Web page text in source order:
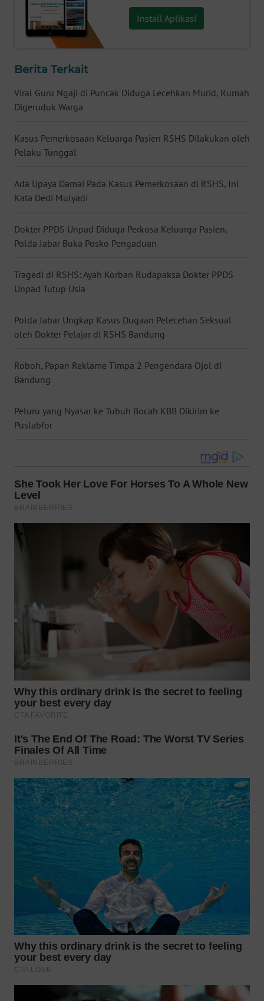
Install Aplikasi
Berita Terkait
Viral Guru Ngaji di Puncak Diduga Lecehkan Murid, Rumah
Digeruduk Warga
Kasus Pemerkosaan Keluarga Pasien RSHS Dilakukan oleh
Pelaku Tunggal
Ada Upaya Damai Pada Kasus Pemerkosaan di RSHS, Ini
Kata Dedi Mulyadi
Dokter PPDS Unpad Diduga Perkosa Keluarga Pasien,
Polda Jabar Buka Posko Pengaduan
Tragedi di RSHS: Ayah Korban Rudapaksa Dokter PPDS
Unpad Tutup Usia
Polda Jabar Ungkap Kasus Dugaan Pelecehan Seksual
oleh Dokter Pelajar di RSHS Bandung
Roboh, Papan Reklame Timpa 2 Pengendara Ojol di
Bandung
Peluru yang Nyasar ke Tubuh Bocah KBB Dikirim ke
Puslabfor
WN
NUSANTARA
JOGJA
JATIM
BALI
WN
KALBAR
WN
KALTENG
WN
KALTARA
WN
KALSEL
WN
KALTIM
WN
SULSEL
WN
SULUT
WN
DANAU
TOBA
NIAS
LANGKAT
WN
TAPANULI
SELATAN
TANJUNG
LESUNG
WN
KARO
WN